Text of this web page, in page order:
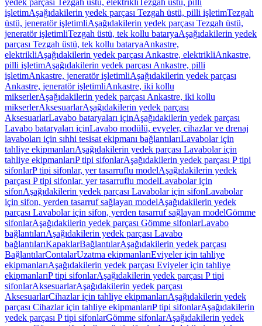
yedek parçası Tezgah üstü, elektrikli Tezgah üstü, pilli
işletimAşağıdakilerin yedek parçası Tezgah üstü, pilli işletimTezgah
üstü, jeneratör işletimliAşağıdakilerin yedek parçası Tezgah üstü,
jeneratör işletimliTezgah üstü, tek kollu bataryaAşağıdakilerin yedek
parçası Tezgah üstü, tek kollu bataryaAnkastre,
elektrikliAşağıdakilerin yedek parçası Ankastre, elektrikliAnkastre,
pilli işletimAşağıdakilerin yedek parçası Ankastre, pilli
işletimAnkastre, jeneratör işletimliAşağıdakilerin yedek parçası
Ankastre, jeneratör işletimliAnkastre, iki kollu
mikserlerAşağıdakilerin yedek parçası Ankastre, iki kollu
mikserlerAksesuarlarAşağıdakilerin yedek parçası
AksesuarlarLavabo bataryaları içinAşağıdakilerin yedek parçası
Lavabo bataryaları içinLavabo modülü, evyeler, cihazlar ve drenaj
lavaboları için sıhhi tesisat ekipmanı bağlantılarıLavabolar için
tahliye ekipmanlarıAşağıdakilerin yedek parçası Lavabolar için
tahliye ekipmanlarıP tipi sifonlarAşağıdakilerin yedek parçası P tipi
sifonlarP tipi sifonlar, yer tasarruflu modelAşağıdakilerin yedek
parçası P tipi sifonlar, yer tasarruflu modelLavabolar için
sifonAşağıdakilerin yedek parçası Lavabolar için sifonLavabolar
için sifon, yerden tasarruf sağlayan modelAşağıdakilerin yedek
parçası Lavabolar için sifon, yerden tasarruf sağlayan modelGömme
sifonlarAşağıdakilerin yedek parçası Gömme sifonlarLavabo
bağlantılarıAşağıdakilerin yedek parçası Lavabo
bağlantılarıKapaklarBağlantılarAşağıdakilerin yedek parçası
BağlantılarContalarUzatma ekipmanlarıEviyeler için tahliye
ekipmanlarıAşağıdakilerin yedek parçası Eviyeler için tahliye
ekipmanlarıP tipi sifonlarAşağıdakilerin yedek parçası P tipi
sifonlarAksesuarlarAşağıdakilerin yedek parçası
AksesuarlarCihazlar için tahliye ekipmanlarıAşağıdakilerin yedek
parçası Cihazlar için tahliye ekipmanlarıP tipi sifonlarAşağıdakilerin
yedek parçası P tipi sifonlarGömme sifonlarAşağıdakilerin yedek